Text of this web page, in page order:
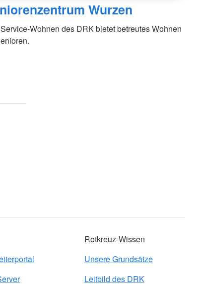
Wurzen
Wohnen des DRK bietet betreutes Wohnen
Rotkreuz-Wissen
Unsere Grundsätze
Leitbild des DRK